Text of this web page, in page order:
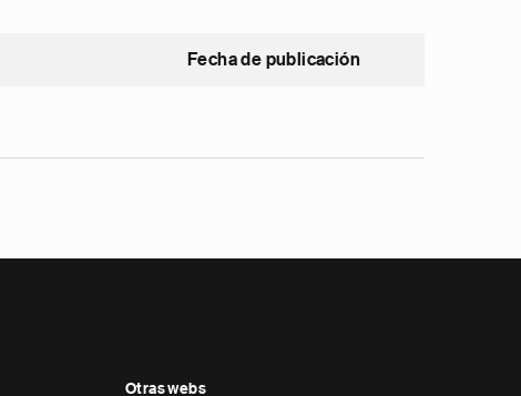
Fecha de publicación
Otras webs